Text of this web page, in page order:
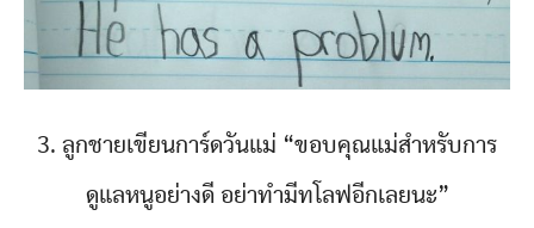
3. ลูกชายเขียนการ์ดวันแม่ “ขอบคุณแม่สำหรับการ
ดูแลหนูอย่างดี อย่าทำมีทโลฟอีกเลยนะ”